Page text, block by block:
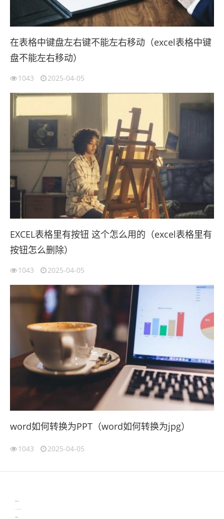
在表格中键盘左右键不能左右移动（excel表格中键
盘不能左右移动）
1043 2025-04-05
EXCEL表格里有按钮 这个怎么用的（excel表格里有
按钮怎么删除）
1043 2025-04-05
word如何转换为PPT（word如何转换为jpg）
1043 2025-04-05